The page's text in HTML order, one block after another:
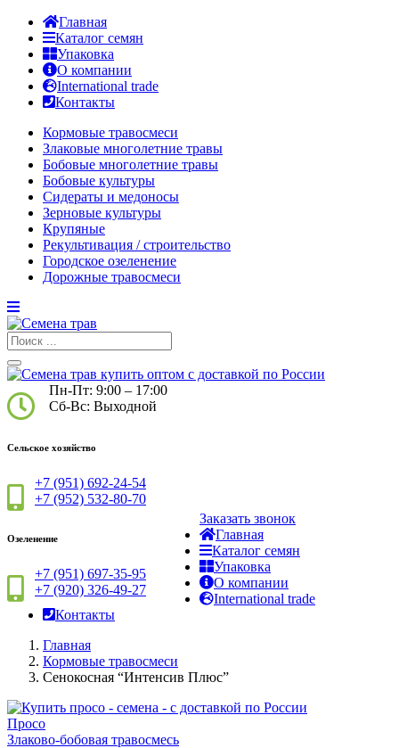
Главная
Каталог семян
Упаковка
О компании
International trade
Контакты
Кормовые травосмеси
Злаковые многолетние травы
Бобовые многолетние травы
Бобовые культуры
Сидераты и медоносы
Зерновые культуры
Крупяные
Рекультивация / строительство
Городское озеленение
Дорожные травосмеси
Пн-Пт: 9:00 – 17:00
Сб-Вс: Выходной
Сельское хозяйство
+7 (951) 692-24-54
+7 (952) 532-80-70
Озеленение
+7 (951) 697-35-95
+7 (920) 326-49-27
Заказать звонок
Главная
Каталог семян
Упаковка
О компании
International trade
Контакты
Главная
Кормовые травосмеси
Сенокосная “Интенсив Плюс”
Просо
Злаково-бобовая травосмесь